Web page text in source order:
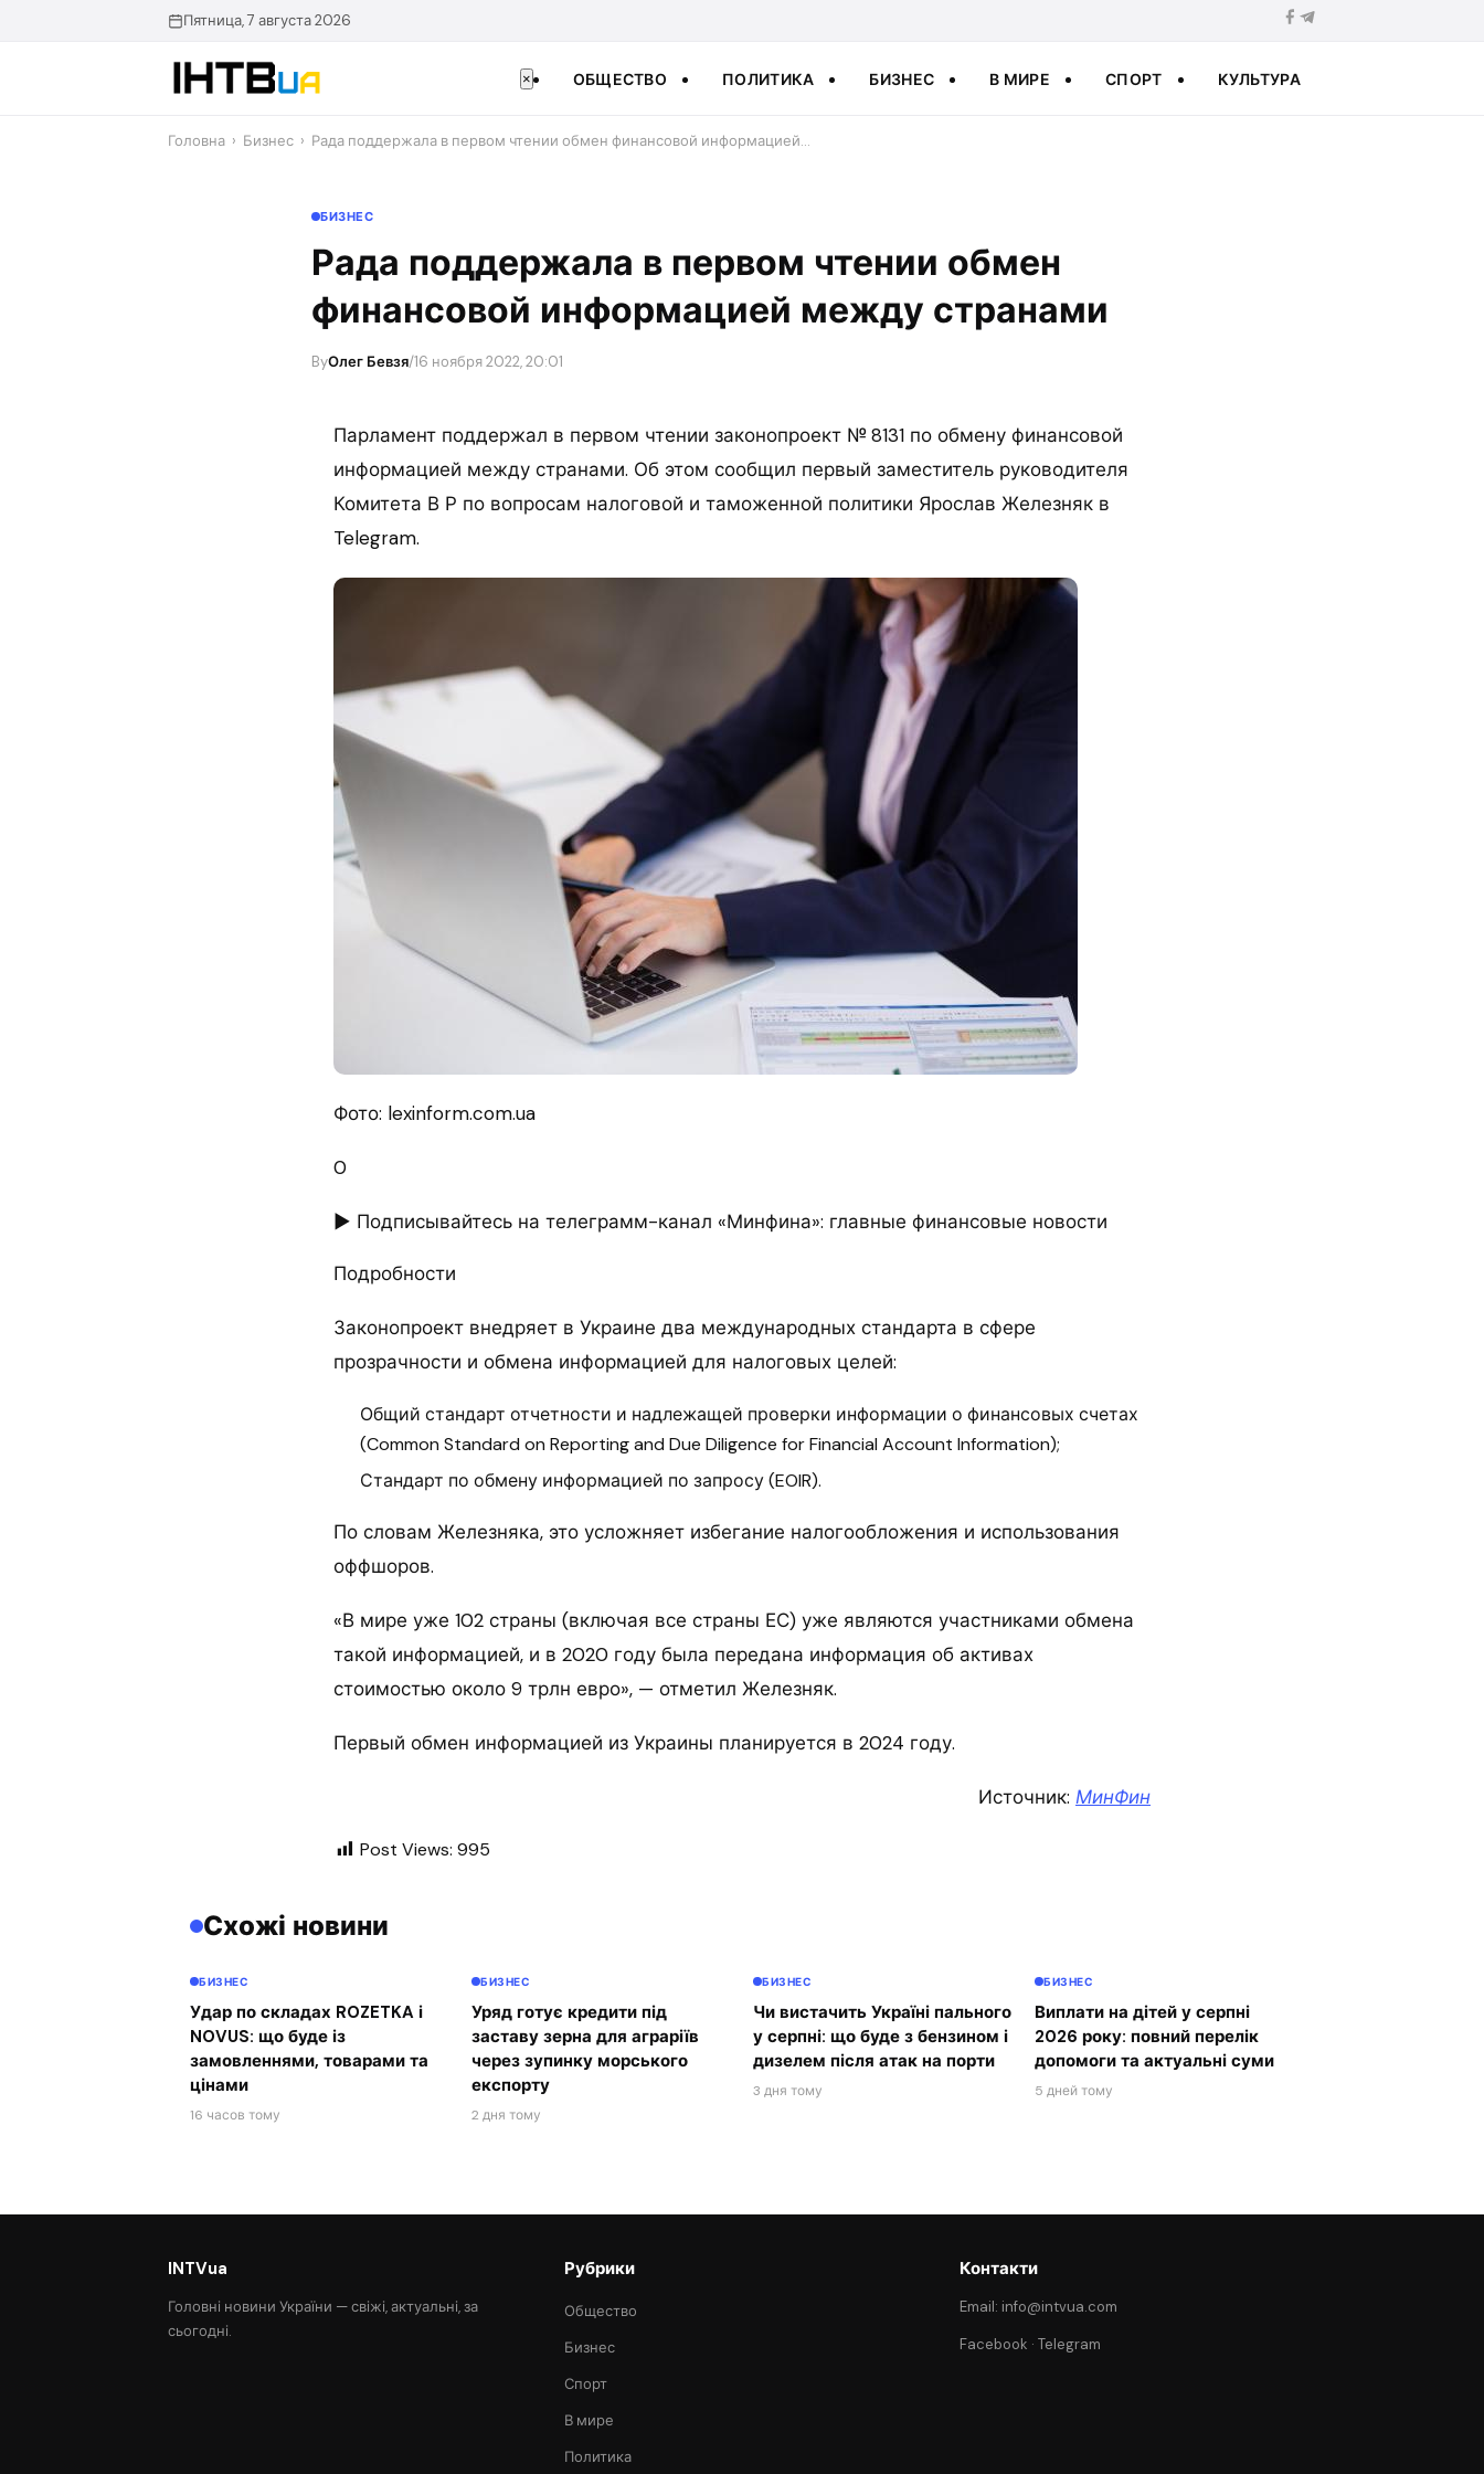
Пятница, 7 августа 2026
× ОБЩЕСТВО ПОЛИТИКА БИЗНЕС В МИРЕ СПОРТ КУЛЬТУРА
Головна › Бизнес › Рада поддержала в первом чтении обмен финансовой информацией…
БИЗНЕС
Рада поддержала в первом чтении обмен
финансовой информацией между странами
ByОлег Бевзя/16 ноября 2022, 20:01
Парламент поддержал в первом чтении законопроект № 8131 по обмену финансовой
информацией между странами. Об этом сообщил первый заместитель руководителя
Комитета В Р по вопросам налоговой и таможенной политики Ярослав Железняк в
Telegram.
Фото: lexinform.com.ua
0
► Подписывайтесь на телеграмм-канал «Минфина»: главные финансовые новости
Подробности
Законопроект внедряет в Украине два международных стандарта в сфере
прозрачности и обмена информацией для налоговых целей:
Общий стандарт отчетности и надлежащей проверки информации о финансовых счетах
(Common Standard on Reporting and Due Diligence for Financial Account Information);
Стандарт по обмену информацией по запросу (EOIR).
По словам Железняка, это усложняет избегание налогообложения и использования
оффшоров.
«В мире уже 102 страны (включая все страны ЕС) уже являются участниками обмена
такой информацией, и в 2020 году была передана информация об активах
стоимостью около 9 трлн евро», — отметил Железняк.
Первый обмен информацией из Украины планируется в 2024 году.
Источник: МинФин
Post Views: 995
Схожі новини
БИЗНЕС
Удар по складах ROZETKA і
NOVUS: що буде із
замовленнями, товарами та
цінами
16 часов тому
БИЗНЕС
Уряд готує кредити під
заставу зерна для аграріїв
через зупинку морського
експорту
2 дня тому
БИЗНЕС
Чи вистачить Україні пального
у серпні: що буде з бензином і
дизелем після атак на порти
3 дня тому
БИЗНЕС
Виплати на дітей у серпні
2026 року: повний перелік
допомоги та актуальні суми
5 дней тому
INTVua
Головні новини України — свіжі, актуальні, за
сьогодні.
Рубрики
Общество
Бизнес
Спорт
В мире
Политика
Контакти
Email: info@intvua.com
Facebook ·Telegram